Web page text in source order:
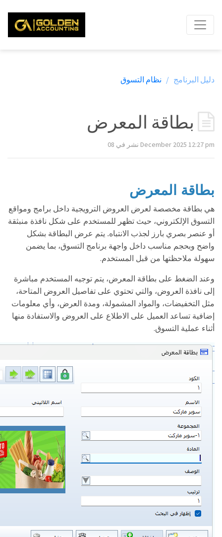
دليل البرنامج / نظام التسوق
نشر في 08 December 2025 12:27 pm
بطاقة المعرض
هي بطاقة مخصصة لعرض العروض الترويجية داخل برامج ومواقع
التسوق الإلكتروني، حيث تظهر للمستخدم على شكل نافذة منبثقة
أو عنصر بصري بارز لجذب الانتباه. يتم عرض البطاقة بشكل
واضح وبحجم مناسب داخل واجهة برنامج التسوق، بما يضمن
سهولة ملاحظتها من قبل المستخدم.
وعند الضغط على بطاقة المعرض، يتم توجيه المستخدم مباشرة
إلى نافذة العروض، والتي تحتوي على تفاصيل العروض المتاحة،
مثل التخفيضات، والمواد المشمولة، ومدة العرض، وأي معلومات
إضافية تساعد العميل على الاطلاع على العروض والاستفادة منها
أثناء عملية التسوق.